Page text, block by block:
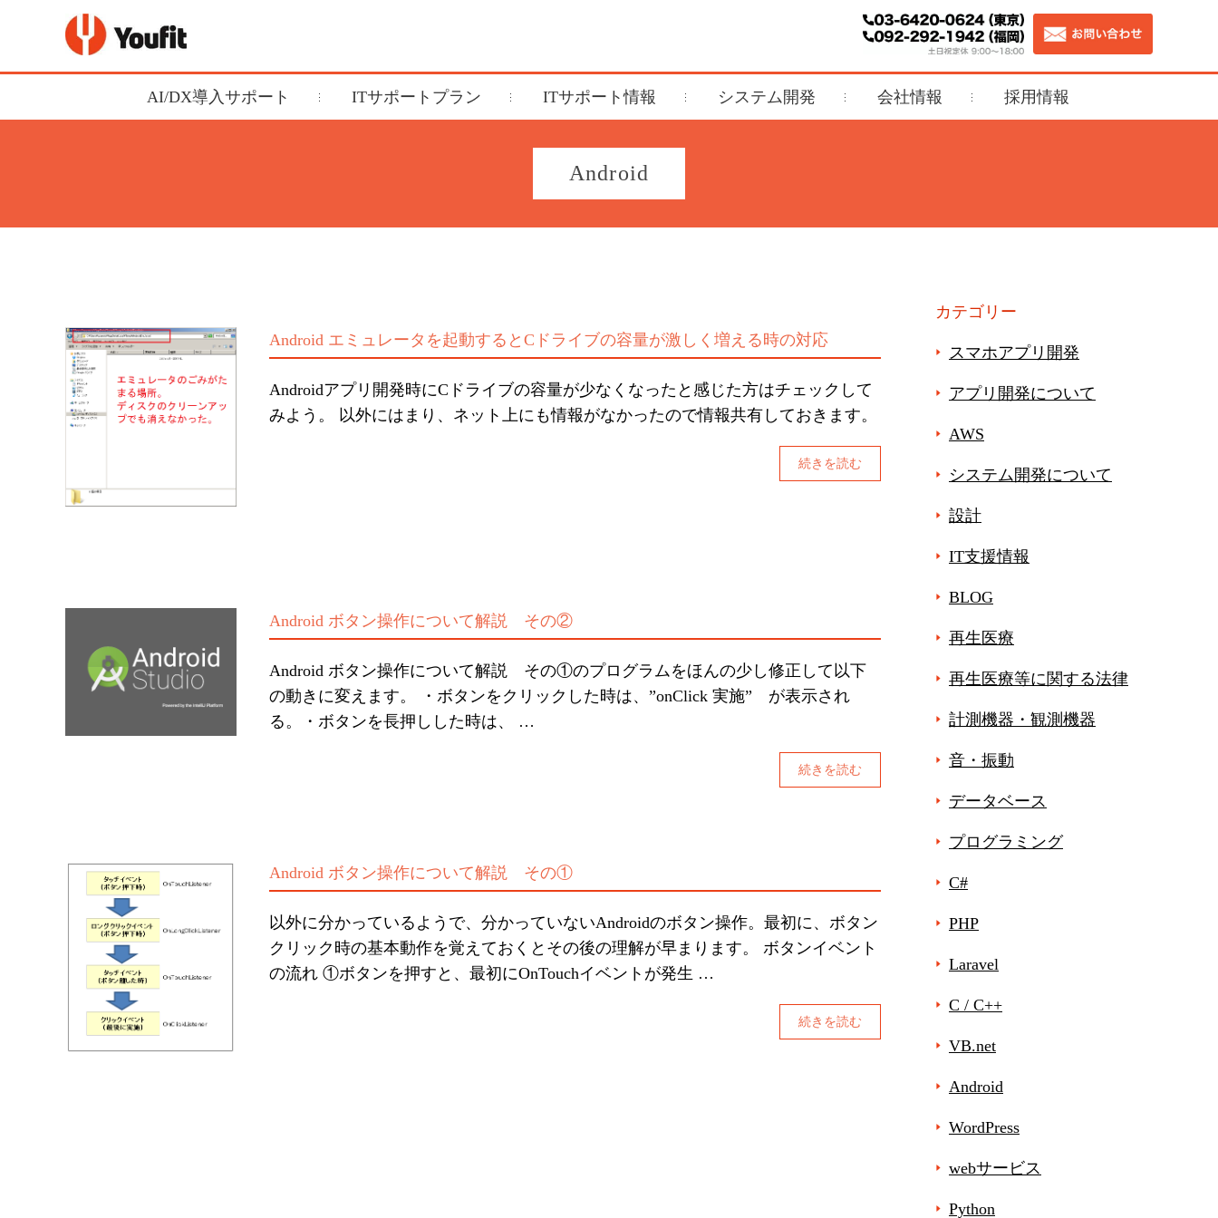
AI/DX導入サポート ITサポートプラン ITサポート情報 システム開発 会社情報 採用情報
Android
Android エミュレータを起動するとCドライブの容量が激しく増える時の対応
Androidアプリ開発時にCドライブの容量が少なくなったと感じた方はチェックして
みよう。 以外にはまり、ネット上にも情報がなかったので情報共有しておきます。
続きを読む
Android ボタン操作について解説 その②
Android ボタン操作について解説 その①のプログラムをほんの少し修正して以下
の動きに変えます。 ・ボタンをクリックした時は、”onClick 実施” が表示され
る。・ボタンを長押しした時は、 …
続きを読む
Android ボタン操作について解説 その①
以外に分かっているようで、分かっていないAndroidのボタン操作。最初に、ボタン
クリック時の基本動作を覚えておくとその後の理解が早まります。 ボタンイベント
の流れ ①ボタンを押すと、最初にOnTouchイベントが発生 …
続きを読む
カテゴリー
スマホアプリ開発
アプリ開発について
AWS
システム開発について
設計
IT支援情報
BLOG
再生医療
再生医療等に関する法律
計測機器・観測機器
音・振動
データベース
プログラミング
C#
PHP
Laravel
C / C++
VB.net
Android
WordPress
webサービス
Python